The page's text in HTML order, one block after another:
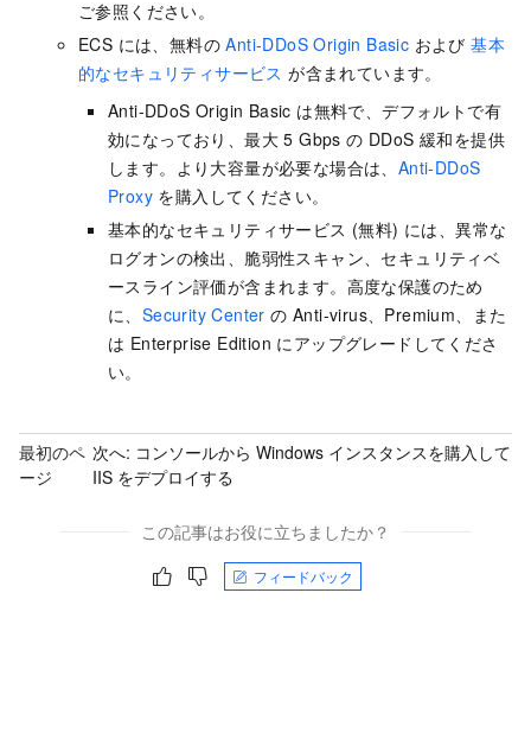
ご参照ください。
ECS には、無料のAnti-DDoS Origin Basic および基本
的なセキュリティサービス が含まれています。
Anti-DDoS Origin Basic は無料で、デフォルトで有
効になっており、最大 5 Gbps の DDoS 緩和を提供
します。より大容量が必要な場合は、 Anti-DDoS
Proxy を購入してください。
基本的なセキュリティサービス (無料) には、異常な
ログオンの検出、脆弱性スキャン、セキュリティベ
ースライン評価が含まれます。高度な保護のため
に、 Security Center の Anti-virus、Premium、また
は Enterprise Edition にアップグレードしてくださ
い。
最初のペ
ージ
次へ: コンソールから Windows インスタンスを購入して
IIS をデプロイする
この記事はお役に立ちましたか？
フィードバック